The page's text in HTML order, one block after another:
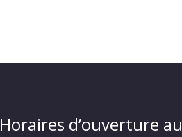
Horaires d’ouverture au